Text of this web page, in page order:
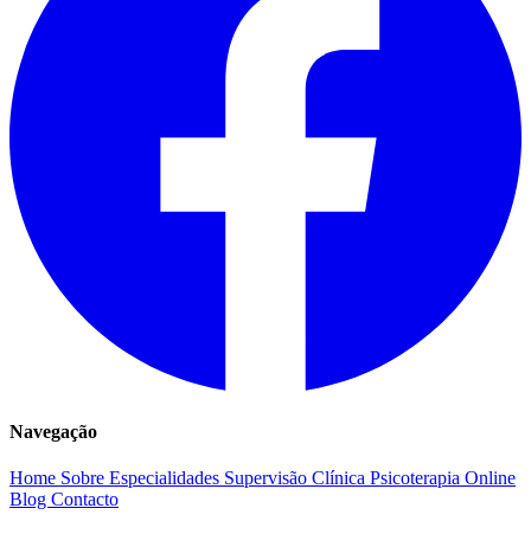
Navegação
Home Sobre Especialidades Supervisão Clínica Psicoterapia Online
Blog Contacto